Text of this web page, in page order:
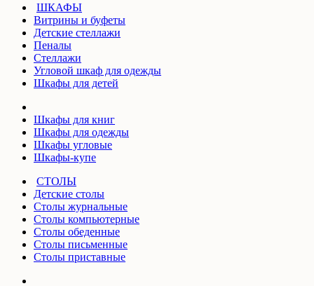
ШКАФЫ
Витрины и буфеты
Детские стеллажи
Пеналы
Стеллажи
Угловой шкаф для одежды
Шкафы для детей
Шкафы для книг
Шкафы для одежды
Шкафы угловые
Шкафы-купе
СТОЛЫ
Детские столы
Столы журнальные
Столы компьютерные
Столы обеденные
Столы письменные
Столы приставные